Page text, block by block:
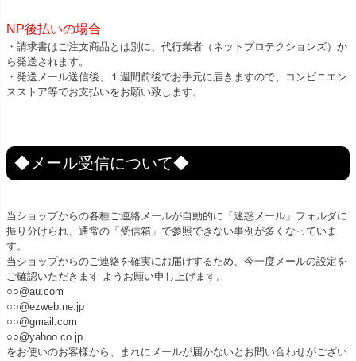
NP後払いの場合
・請求書はご注文商品とは別に、代行業者（ネットプロテクションズ）か
ら発送されます。
・発送メール送信後、１週間前後でお手元に届きますので、コンビニエン
スストア等でお支払いをお願い致します。
◆メール受信について◆
当ショップからの各種ご連絡メールが自動的に「迷惑メール」フォルダに
振り分けられ、通常の「受信箱」で参照できない事例が多くなっていま
す。
当ショップからのご連絡を確実にお届けするため、今一度メールの設定を
ご確認いただきます ようお願い申し上げます。
○○@au.com
○○@ezweb.ne.jp
○○@gmail.com
○○@yahoo.co.jp
をお使いのお客様から、まれにメールが届かないとお問い合わせがござい